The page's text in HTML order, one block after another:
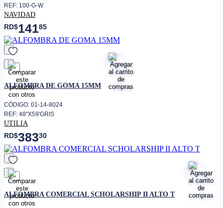
REF: 100-G-W
NAVIDAD
RD$14185
favorito
ALFOMBRA DE GOMA 15MM
CÓDIGO: 01-14-8024
REF: 48"X59'GRIS
UTILIA
RD$38330
favorito
ALFOMBRA COMERCIAL SCHOLARSHIP II ALTO T